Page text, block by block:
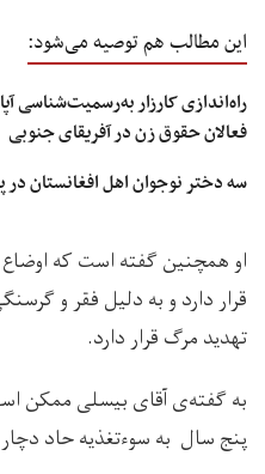
این مطالب هم توصیه می‌شود:
راه‌اندازی کارزار به‌رسمیت‌شناسی
فعالان حقوق زن در آفریقای جنوبی
سه دختر نوجوان اهل افغانستان در
او همچنین گفته است که
قرار دارد و به دلیل فقر و
تهدید مرگ قرار دارد.
پنج سال به سوء‌تغذیه حاد